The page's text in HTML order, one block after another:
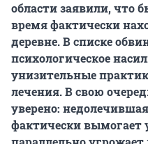
области заявили, что
время фактически
деревне. В списке
психологическое
унизительные
лечения. В свою
уверено:
фактически вымогает